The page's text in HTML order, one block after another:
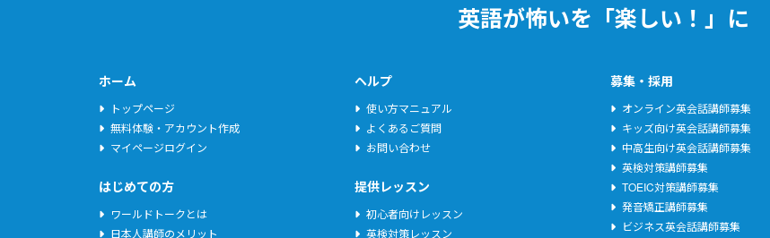
英語が怖いを「楽しい！」に
ホーム
トップページ
無料体験・アカウント作成
マイページログイン
はじめての方
ワールドトークとは
日本人講師のメリット
ヘルプ
使い方マニュアル
よくあるご質問
お問い合わせ
提供レッスン
初心者向けレッスン
英検対策レッスン
募集・採用
オンライン英会話講師募集
キッズ向け英会話講師募集
中高生向け英会話講師募集
英検対策講師募集
TOEIC対策講師募集
発音矯正講師募集
ビジネス英会話講師募集